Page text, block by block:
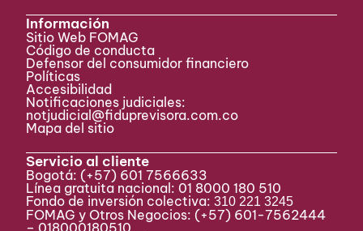
Información
Sitio Web FOMAG
Código de conducta
Defensor del consumidor financiero
Políticas
Accesibilidad
Notificaciones judiciales:
notjudicial@fiduprevisora.com.co
Mapa del sitio
Servicio al cliente
Bogotá: (+57) 601 7566633
Línea gratuita nacional: 01 8000 180 510
Fondo de inversión colectiva:310 221 3245
FOMAG y Otros Negocios: (+57) 601-7562444